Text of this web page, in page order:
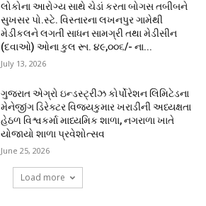
લોકોના આરોગ્ય સાથે ચેડાં કરતા બોગસ તબીબને
સુખસર પો.સ્ટે. વિસ્તારના લખનપુર ગામેથી
મેડીકલને લગતી સાધન સામગ્રી તથા મેડીસીન
(દવાઓ) ઓના કુલ રૂા. ૪૯,૦૦૬/- ના...
July 13, 2026
ગુજરાત એગ્રો ઇન્ડસ્ટ્રીઝ કોર્પોરેશન લિમિટેડના
મેનેજીંગ ડિરેક્ટર વિજયકુમાર ખરાડીની અધ્યક્ષતા
હેઠળ વિશ્વકર્મા માધ્યમિક શાળા, નગરાળા ખાતે
યોજાયો શાળા પ્રવેશોત્સવ
June 25, 2026
Load more